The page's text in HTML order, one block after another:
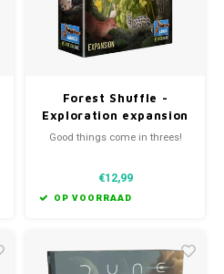
Forest Shuffle -
Exploration expansion
(EN)
Good things come in threes!
€12,99
OP VOORRAAD